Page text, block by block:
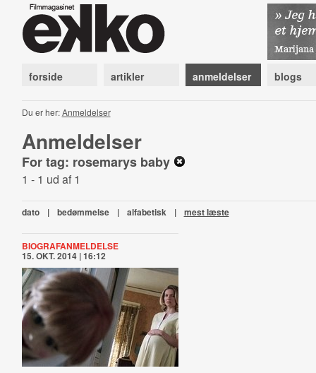
forside artikler anmeldelser blogs
Du er her:Anmeldelser
Anmeldelser
For tag: rosemarys baby
1 - 1 ud af 1
dato | bedømmelse | alfabetisk | mest læste
BIOGRAFANMELDELSE
15. OKT. 2014 | 16:12